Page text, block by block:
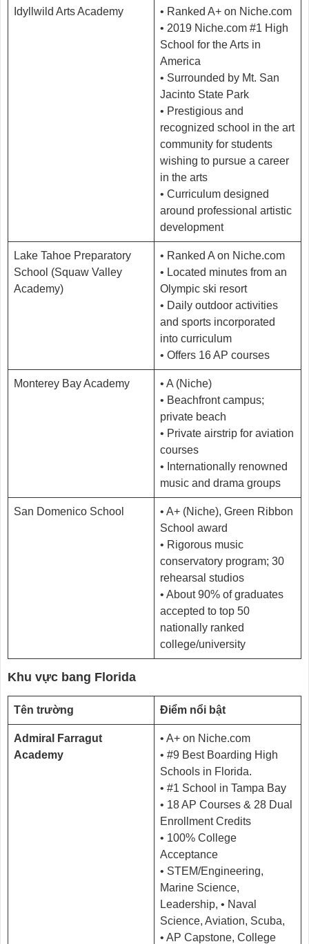
Idyllwild Arts Academy
• Ranked A+ on Niche.com
• 2019 Niche.com #1 High
School for the Arts in
America
• Surrounded by Mt. San
Jacinto State Park
• Prestigious and
recognized school in the art
community for students
wishing to pursue a career
in the arts
• Curriculum designed
around professional artistic
development
Lake Tahoe Preparatory
School (Squaw Valley
Academy)
• Ranked A on Niche.com
• Located minutes from an
Olympic ski resort
• Daily outdoor activities
and sports incorporated
into curriculum
• Offers 16 AP courses
Monterey Bay Academy
• A (Niche)
• Beachfront campus;
private beach
• Private airstrip for aviation
courses
• Internationally renowned
music and drama groups
San Domenico School
• A+ (Niche), Green Ribbon
School award
• Rigorous music
conservatory program; 30
rehearsal studios
• About 90% of graduates
accepted to top 50
nationally ranked
college/university
Khu vực bang Florida
Tên trường Điểm nổi bật
Admiral Farragut
Academy
• A+ on Niche.com
• #9 Best Boarding High
Schools in Florida.
• #1 School in Tampa Bay
• 18 AP Courses & 28 Dual
Enrollment Credits
• 100% College
Acceptance
• STEM/Engineering,
Marine Science,
Leadership, • Naval
Science, Aviation, Scuba,
• AP Capstone, College